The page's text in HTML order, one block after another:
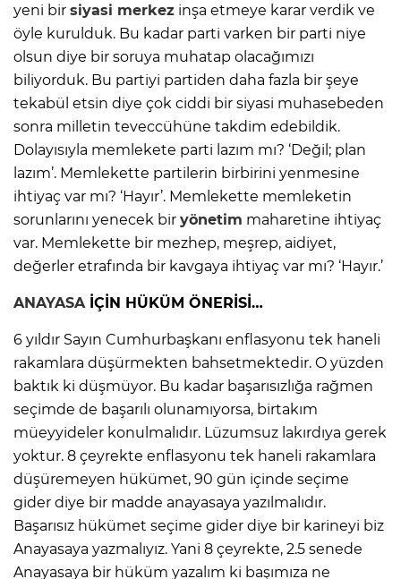
yeni bir siyasi merkez inşa etmeye karar verdik ve
öyle kurulduk. Bu kadar parti varken bir parti niye
olsun diye bir soruya muhatap olacağımızı
biliyorduk. Bu partiyi partiden daha fazla bir şeye
tekabül etsin diye çok ciddi bir siyasi muhasebeden
sonra milletin teveccühüne takdim edebildik.
Dolayısıyla memlekete parti lazım mı? ‘Değil; plan
lazım’. Memlekette partilerin birbirini yenmesine
ihtiyaç var mı? ‘Hayır’. Memlekette memleketin
sorunlarını yenecek bir yönetim maharetine ihtiyaç
var. Memlekette bir mezhep, meşrep, aidiyet,
değerler etrafında bir kavgaya ihtiyaç var mı? ‘Hayır.’
ANAYASAİÇİN HÜKÜM ÖNERİSİ…
6 yıldır Sayın Cumhurbaşkanı enflasyonu tek haneli
rakamlara düşürmekten bahsetmektedir. O yüzden
baktık ki düşmüyor. Bu kadar başarısızlığa rağmen
seçimde de başarılı olunamıyorsa, birtakım
müeyyideler konulmalıdır. Lüzumsuz lakırdıya gerek
yoktur. 8 çeyrekte enflasyonu tek haneli rakamlara
düşüremeyen hükümet, 90 gün içinde seçime
gider diye bir madde anayasaya yazılmalıdır.
Başarısız hükümet seçime gider diye bir karineyi biz
Anayasaya yazmalıyız. Yani 8 çeyrekte, 2.5 senede
Anayasaya bir hüküm yazalım ki başımıza ne